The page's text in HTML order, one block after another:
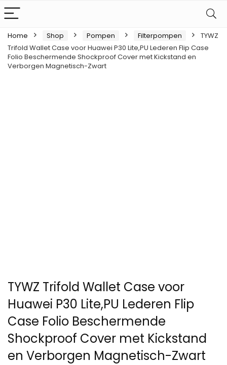
Home Shop Pompen Filterpompen
TYWZ
Trifold Wallet Case voor Huawei P30 Lite,PU Lederen Flip Case
Folio Beschermende Shockproof Cover met Kickstand en
Verborgen Magnetisch-Zwart
TYWZ Trifold Wallet Case voor
Huawei P30 Lite,PU Lederen Flip
Case Folio Beschermende
Shockproof Cover met Kickstand
en Verborgen Magnetisch-Zwart